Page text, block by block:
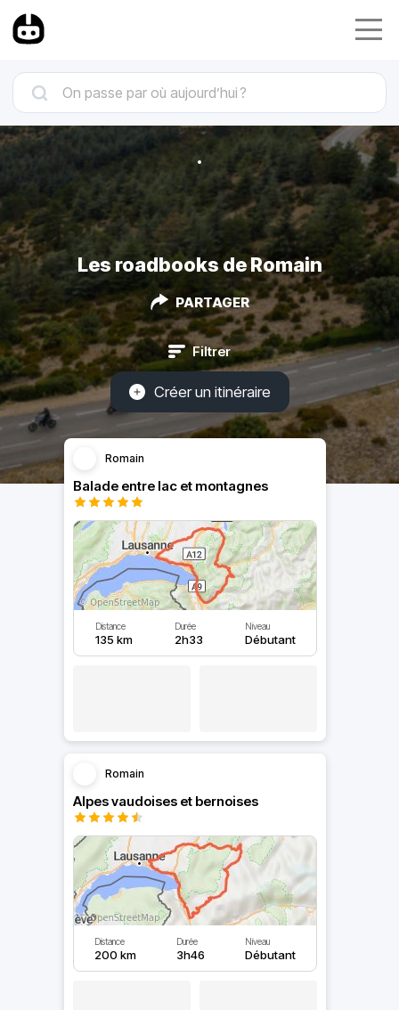
Les roadbooks de Romain
PARTAGER
Filtrer
Créer un itinéraire
Romain
Balade entre lac et montagnes
Distance
135 km
Durée
2h33
Niveau
Débutant
Romain
Alpes vaudoises et bernoises
Distance
200 km
Durée
3h46
Niveau
Débutant